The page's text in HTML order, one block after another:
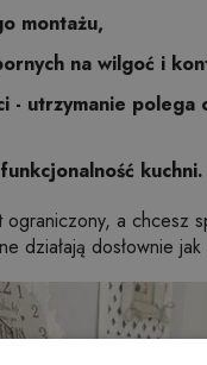
montażu,
na wilgoć i
- utrzymanie
kuchni.
a chcesz
działają dosłownie jak